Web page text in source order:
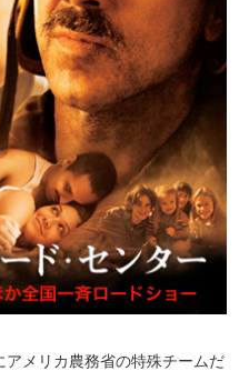
メリカ農務省の特殊チームだ